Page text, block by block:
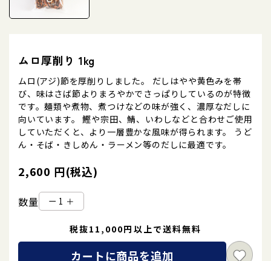
ムロ厚削り 1kg
ムロ(アジ)節を厚削りしました。 だしはやや黄色みを帯
び、味はさば節よりまろやかでさっぱりしているのが特徴
です。麺類や煮物、煮つけなどの味が強く、濃厚なだしに
向いています。 鰹や宗田、鯖、いわしなどと合わせご使用
していただくと、より一層豊かな風味が得られます。 うど
ん・そば・きしめん・ラーメン等のだしに最適です。
2,600 円(税込)
数量 ー ＋
税抜11,000円以上で送料無料
カートに商品を追加